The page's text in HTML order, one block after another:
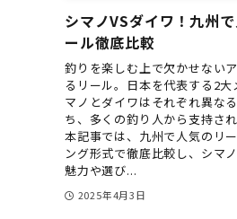
シマノVSダイワ！九州
ール徹底比較
釣りを楽しむ上で欠かせない
るリール。日本を代表する2大
マノとダイワはそれぞれ異な
ち、多くの釣り人から支持され
本記事では、九州で人気のリ
ング形式で徹底比較し、シマ
魅力や選び...
2025年4月3日